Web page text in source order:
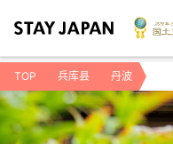
TOP 兵库县 丹波